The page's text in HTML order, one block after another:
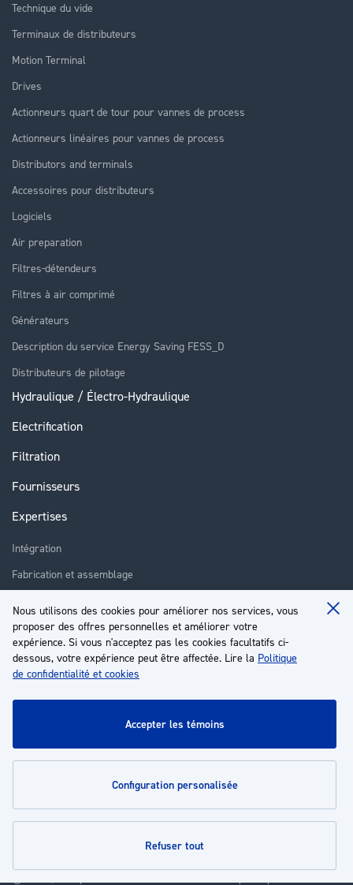
Nous utilisons des cookies pour améliorer nos services, vous
proposer des offres personnelles et améliorer votre
expérience. Si vous n'acceptez pas les cookies facultatifs ci-
dessous, votre expérience peut être affectée. Lire la Politique
de confidentialité et cookies
accepter les témoins
configuration personalisée
refuser tout
Technique du vide
Terminaux de distributeurs
Motion Terminal
Drives
Actionneurs quart de tour pour vannes de process
Actionneurs linéaires pour vannes de process
Distributors and terminals
Accessoires pour distributeurs
Logiciels
Air preparation
Filtres-détendeurs
Filtres à air comprimé
Générateurs
Description du service Energy Saving FESS_D
Distributeurs de pilotage
Hydraulique / Électro-Hydraulique
Electrification
Filtration
Fournisseurs
Expertises
Intégration
Fabrication et assemblage
Réparation
Formation
À propos
Service client